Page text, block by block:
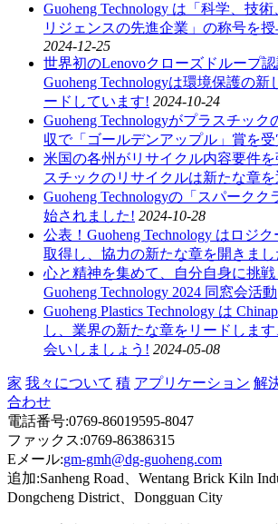
Guoheng Technology は「科学、技
リジェンスの先進企業」の称号を授
2024-12-25
世界初のLenovoクローズドループ認
Guoheng Technologyは環境保護の新
ードしています! 2024-10-24
Guoheng Technologyがプラスチック
収で「ゴールデンアップル」賞を受
米国の各州がリサイクル内容要件
スチックのリサイクルは新たな章を
Guoheng Technologyの「スパークク
始されました! 2024-10-28
公表！Guoheng Technology はロジ
取得し、協力の新たな章を開きまし
心と精神を集めて、自分自身に挑
Guoheng Technology 2024 同窓会活動
Guoheng Plastics Technology は
し、業界の新たな章をリードしま
会いしましょう! 2024-05-08
家 我々について 積 アプリケーション 解
合わせ
電話番号:0769-86019595-8047
ファックス:0769-86386315
Eメール:gm-gmh@dg-guoheng.com
追加:Sanheng Road、Wentang Brick Kiln
Dongcheng District、Dongguan City